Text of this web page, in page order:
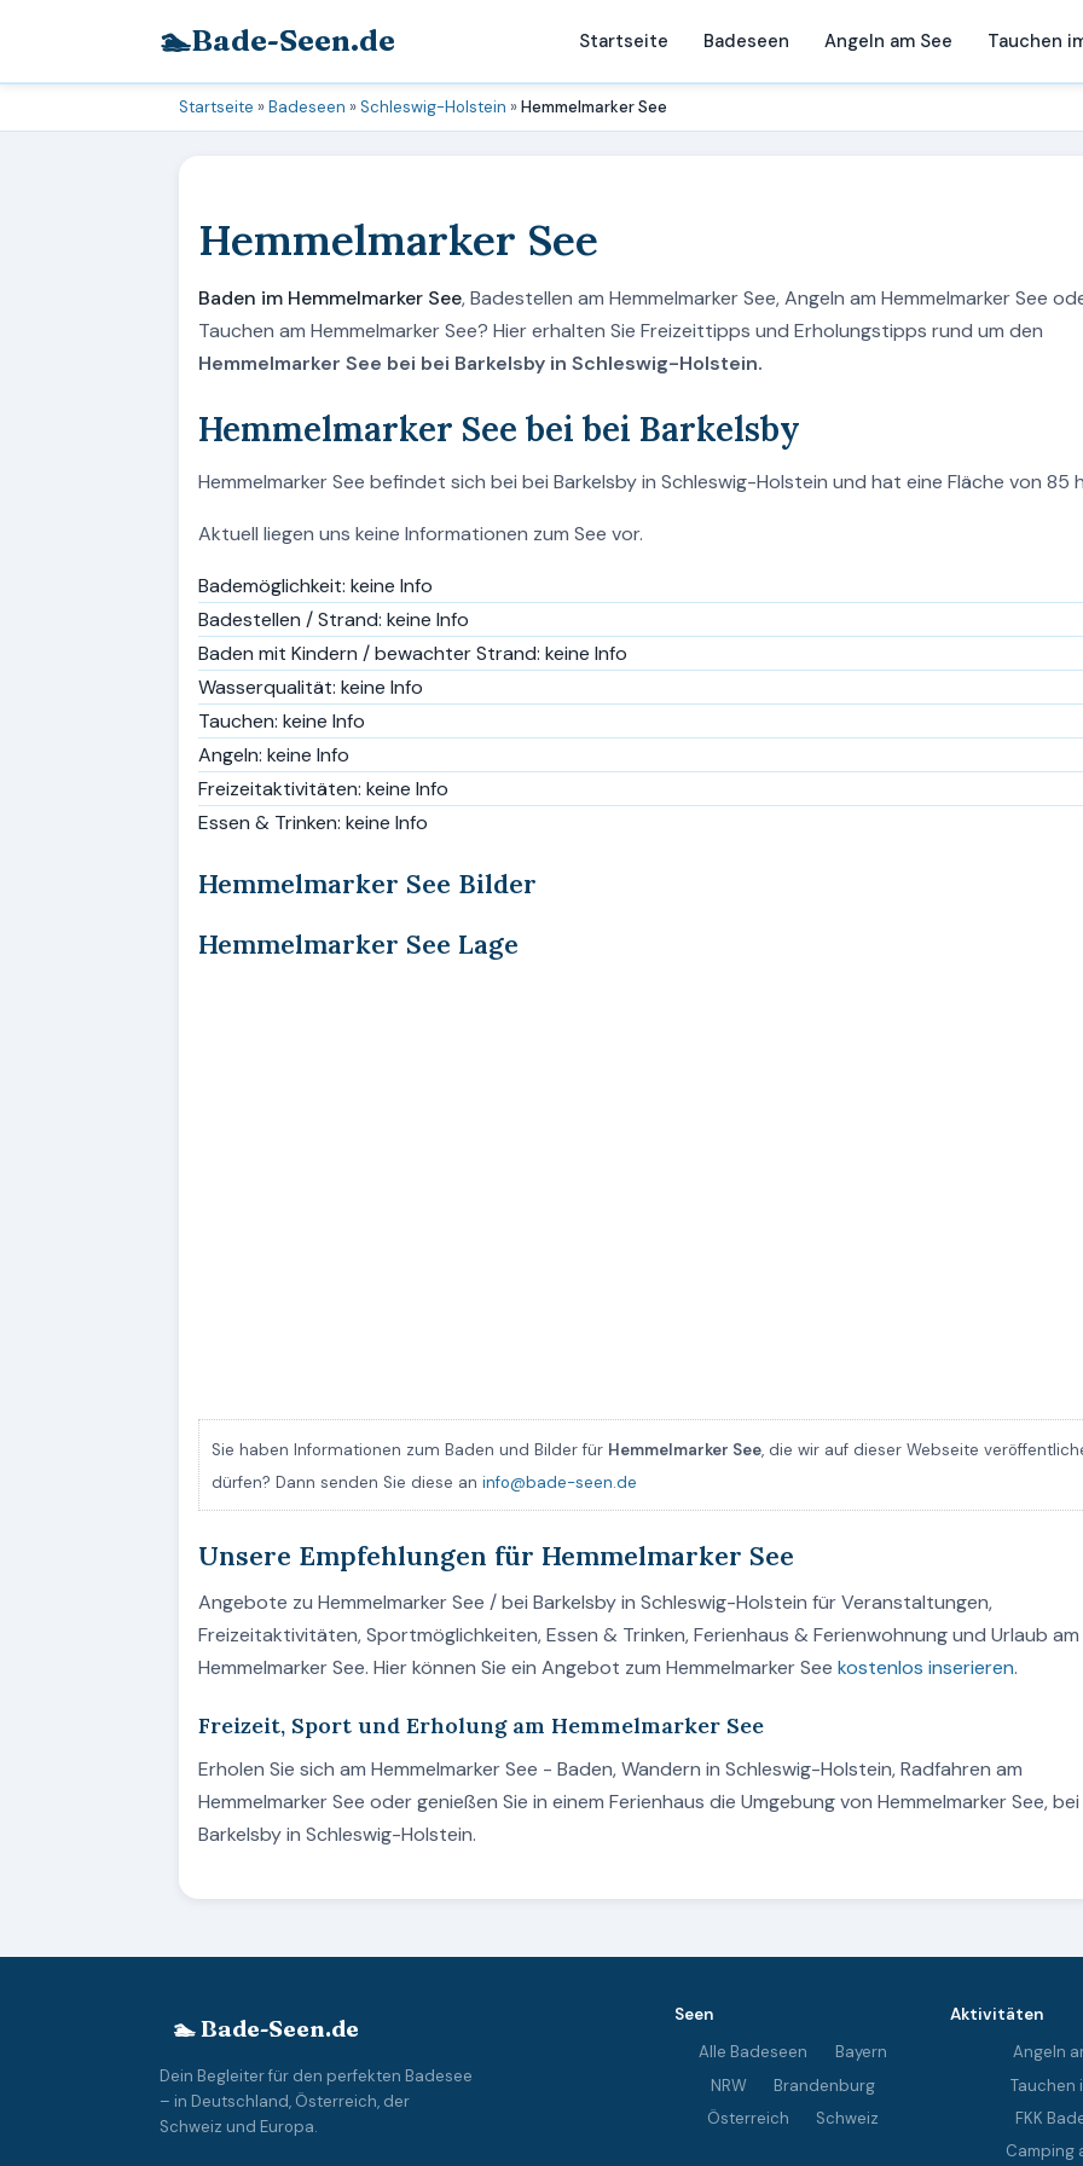
🏊Bade-Seen.de Startseite Badeseen Angeln am See Tauchen
Startseite »Badeseen »Schleswig-Holstein »Hemmelmarker See
Hemmelmarker See
Baden im Hemmelmarker See, Badestellen am Hemmelmarker See, Angeln am Hemmelmarker See
Tauchen am Hemmelmarker See? Hier erhalten Sie Freizeittipps und Erholungstipps rund um den
Hemmelmarker See bei bei Barkelsby in Schleswig-Holstein.
Hemmelmarker See bei bei Barkelsby
Hemmelmarker See befindet sich bei bei Barkelsby in Schleswig-Holstein und hat eine Fläche von 85
Aktuell liegen uns keine Informationen zum See vor.
Bademöglichkeit: keine Info
Badestellen / Strand: keine Info
Baden mit Kindern / bewachter Strand: keine Info
Wasserqualität: keine Info
Tauchen: keine Info
Angeln: keine Info
Freizeitaktivitäten: keine Info
Essen & Trinken: keine Info
Hemmelmarker See Bilder
Hemmelmarker See Lage
Sie haben Informationen zum Baden und Bilder für Hemmelmarker See, die wir auf dieser Webseite
dürfen? Dann senden Sie diese an info@bade-seen.de
Unsere Empfehlungen für Hemmelmarker See
Angebote zu Hemmelmarker See / bei Barkelsby in Schleswig-Holstein für Veranstaltungen,
Freizeitaktivitäten, Sportmöglichkeiten, Essen & Trinken, Ferienhaus & Ferienwohnung und Urlaub am
Hemmelmarker See. Hier können Sie ein Angebot zum Hemmelmarker See kostenlos inserieren.
Freizeit, Sport und Erholung am Hemmelmarker See
Erholen Sie sich am Hemmelmarker See - Baden, Wandern in Schleswig-Holstein, Radfahren am
Hemmelmarker See oder genießen Sie in einem Ferienhaus die Umgebung von Hemmelmarker See, bei
Barkelsby in Schleswig-Holstein.
🏊 Bade-Seen.de
Dein Begleiter für den perfekten Badesee
– in Deutschland, Österreich, der
Schweiz und Europa.
Seen
Alle Badeseen
Bayern
NRW
Brandenburg
Österreich
Schweiz
Aktivitäten
Angeln
Tauchen
FKK
Camping